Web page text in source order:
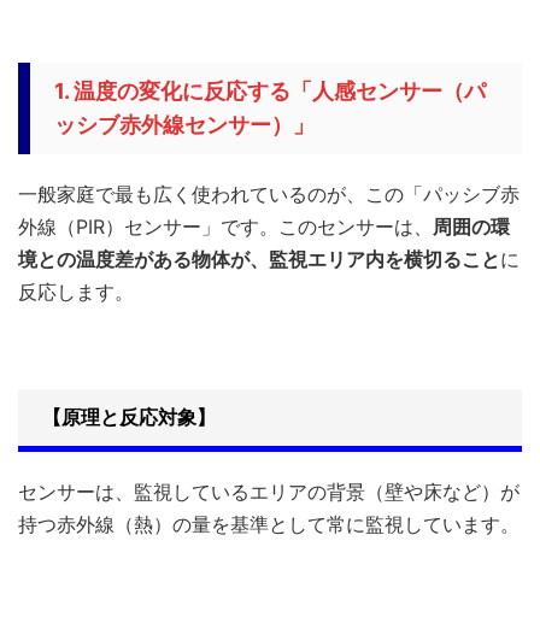
1. 温度の変化に反応する「人感センサー（パ
ッシブ赤外線センサー）」
一般家庭で最も広く使われているのが、この「パッシブ赤
外線（PIR）センサー」です。このセンサーは、 周囲の環
境との温度差がある物体が、監視エリア内を横切ることに
反応します。
【原理と反応対象】
センサーは、監視しているエリアの背景（壁や床など）が
持つ赤外線（熱）の量を基準として常に監視しています。